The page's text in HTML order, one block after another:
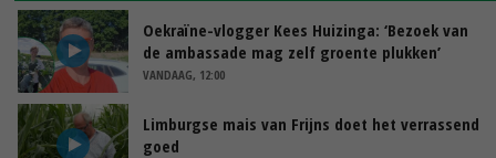
Oekraïne-vlogger Kees Huizinga: ‘Bezoek van
de ambassade mag zelf groente plukken’
VANDAAG, 12:00
Limburgse mais van Frijns doet het verrassend
goed